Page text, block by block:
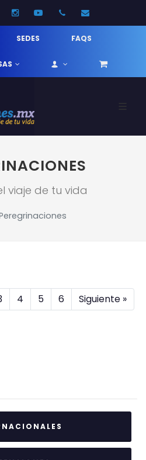
FacebookInstagramYoutube52 33 31210744
SEDES FAQS
viaje de tu vida
4 5 6 Siguiente »